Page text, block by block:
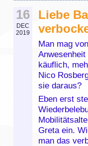
16
DEC
2019
Liebe
Man mag
käuflich,
Nico
sie daraus?
Eben erst
Greta ein.
man das